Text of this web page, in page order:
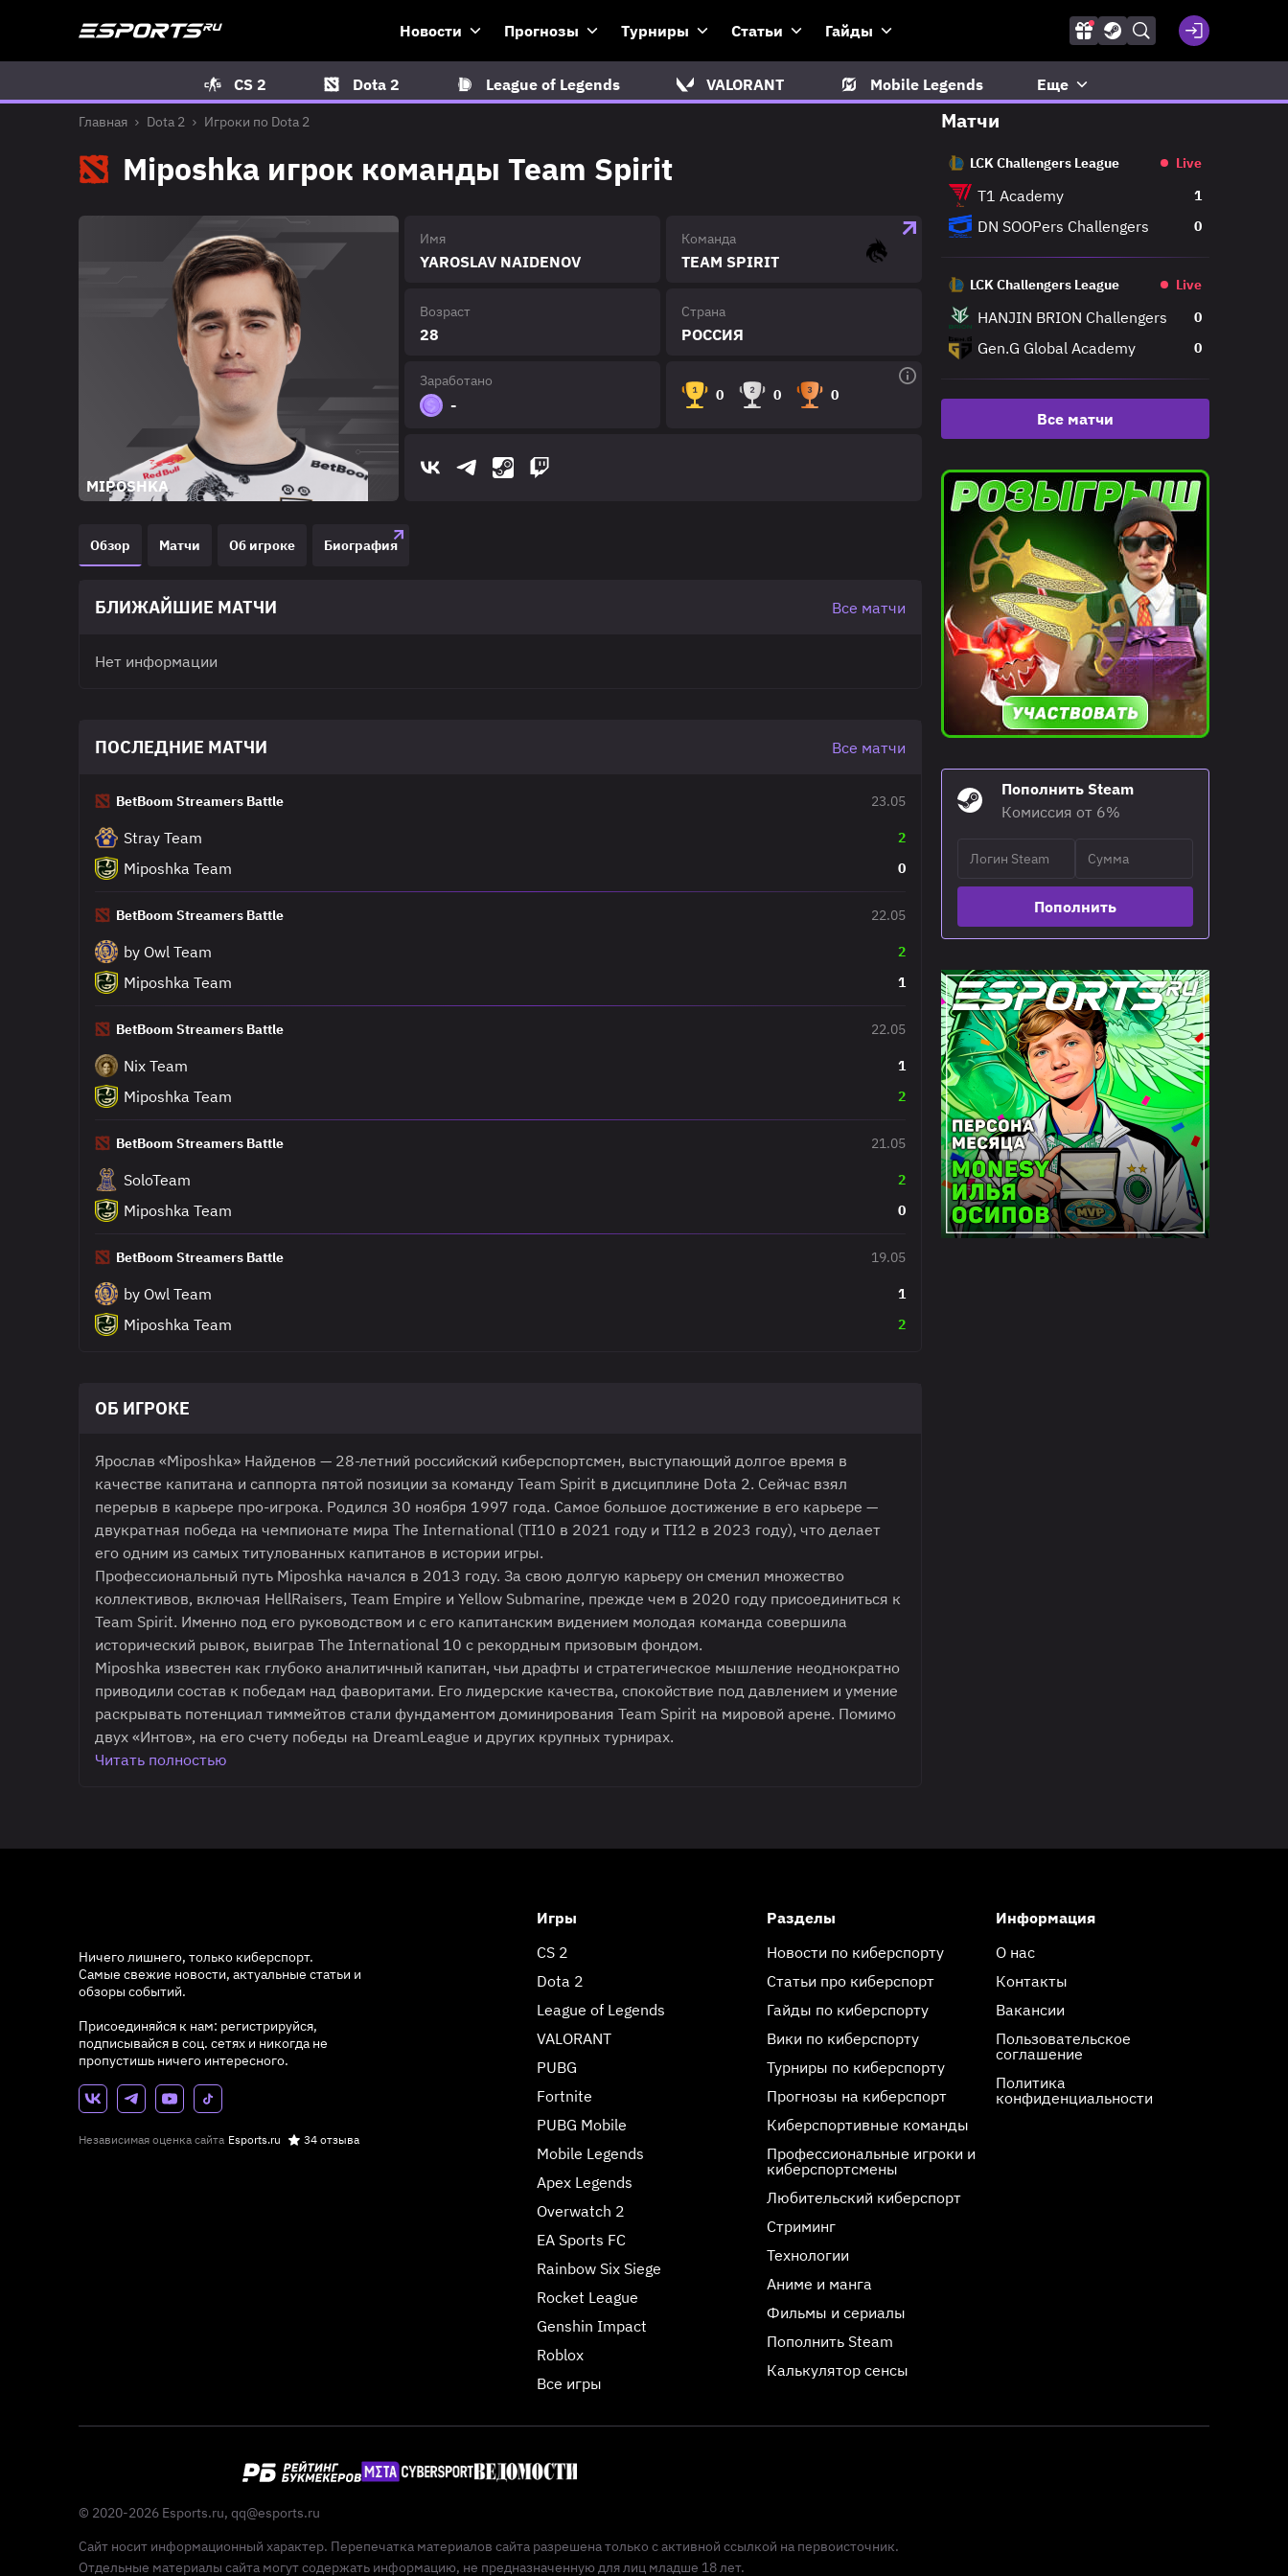
Новости Прогнозы Турниры Статьи Гайды
CS 2 Dota 2 League of Legends VALORANT Mobile Legends Еще
Главная Dota 2 Игроки по Dota 2
Miposhka игрок команды Team Spirit
MIPOSHKA
Имя
YAROSLAV NAIDENOV
Команда
TEAM SPIRIT
Возраст
28
Страна
РОССИЯ
Заработано
-
0 0 0
Обзор Матчи Об игроке Биография
БЛИЖАЙШИЕ МАТЧИ Все матчи
Нет информации
ПОСЛЕДНИЕ МАТЧИ Все матчи
BetBoom Streamers Battle 23.05
Stray Team 2
Miposhka Team 0
BetBoom Streamers Battle 22.05
by Owl Team 2
Miposhka Team 1
BetBoom Streamers Battle 22.05
Nix Team 1
Miposhka Team 2
BetBoom Streamers Battle 21.05
SoloTeam 2
Miposhka Team 0
BetBoom Streamers Battle 19.05
by Owl Team 1
Miposhka Team 2
ОБ ИГРОКЕ
Ярослав «Miposhka» Найденов — 28-летний российский киберспортсмен, выступающий долгое время в
качестве капитана и саппорта пятой позиции за команду Team Spirit в дисциплине Dota 2. Сейчас взял
перерыв в карьере про-игрока. Родился 30 ноября 1997 года. Самое большое достижение в его карьере —
двукратная победа на чемпионате мира The International (TI10 в 2021 году и TI12 в 2023 году), что делает
его одним из самых титулованных капитанов в истории игры.
Профессиональный путь Miposhka начался в 2013 году. За свою долгую карьеру он сменил множество
коллективов, включая HellRaisers, Team Empire и Yellow Submarine, прежде чем в 2020 году присоединиться к
Team Spirit. Именно под его руководством и с его капитанским видением молодая команда совершила
исторический рывок, выиграв The International 10 с рекордным призовым фондом.
Miposhka известен как глубоко аналитичный капитан, чьи драфты и стратегическое мышление неоднократно
приводили состав к победам над фаворитами. Его лидерские качества, спокойствие под давлением и умение
раскрывать потенциал тиммейтов стали фундаментом доминирования Team Spirit на мировой арене. Помимо
двух «Интов», на его счету победы на DreamLeague и других крупных турнирах.
Читать полностью
Матчи
LCK Challengers League Live
T1 Academy 1
DN SOOPers Challengers 0
LCK Challengers League Live
HANJIN BRION Challengers 0
Gen.G Global Academy 0
Все матчи
Пополнить Steam
Комиссия от 6%
Пополнить
Ничего лишнего, только киберспорт.
Самые свежие новости, актуальные статьи и
обзоры событий.
Присоединяйся к нам: регистрируйся,
подписывайся в соц. сетях и никогда не
пропустишь ничего интересного.
Независимая оценка сайта Esports.ru 34 отзыва
Игры
CS 2
Dota 2
League of Legends
VALORANT
PUBG
Fortnite
PUBG Mobile
Mobile Legends
Apex Legends
Overwatch 2
EA Sports FC
Rainbow Six Siege
Rocket League
Genshin Impact
Roblox
Все игры
Разделы
Новости по киберспорту
Статьи про киберспорт
Гайды по киберспорту
Вики по киберспорту
Турниры по киберспорту
Прогнозы на киберспорт
Киберспортивные команды
Профессиональные игроки и
киберспортсмены
Любительский киберспорт
Стриминг
Технологии
Аниме и манга
Фильмы и сериалы
Пополнить Steam
Калькулятор сенсы
Информация
О нас
Контакты
Вакансии
Пользовательское
соглашение
Политика
конфиденциальности
© 2020-2026 Esports.ru, qq@esports.ru
Сайт носит информационный характер. Перепечатка материалов сайта разрешена только с активной ссылкой на первоисточник.
Отдельные материалы сайта могут содержать информацию, не предназначенную для лиц младше 18 лет.